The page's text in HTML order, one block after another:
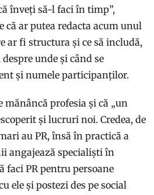
înveți să-l faci în timp”,
că ar putea redacta acum unul
ar fi structura și ce să includă,
unde și când se
și numele participanților.
mănâncă profesia și că „un
și lucruri noi. Credea, de
au PR, însă în practică a
angajează specialiști în
faci PR pentru persoane
ele și postezi des pe social